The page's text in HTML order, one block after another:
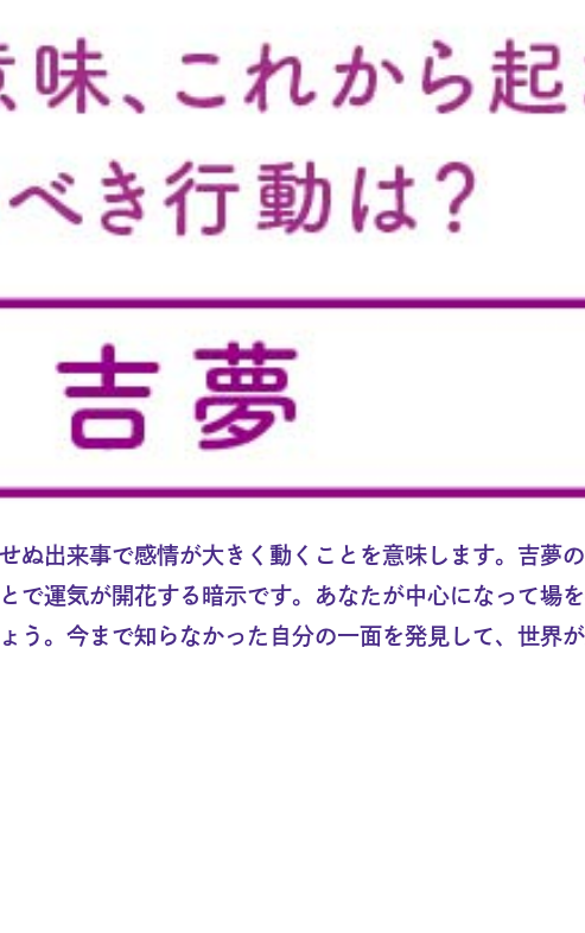
ぬ出来事で感情が大きく動くことを意味します。吉夢
で運気が開花する暗示です。あなたが中心になって場
う。今まで知らなかった自分の一面を発見して、世界